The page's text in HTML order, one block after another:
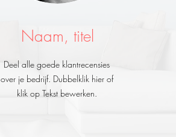
Naam, titel
Deel alle goede klantrecensies
over je bedrijf. Dubbelklik hier of
klik op Tekst bewerken.